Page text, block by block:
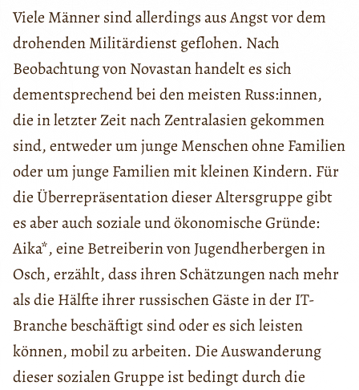
Viele Männer sind allerdings aus Angst vor dem
drohenden Militärdienst geflohen. Nach
Beobachtung von Novastan handelt es sich
dementsprechend bei den meisten Russ:innen,
die in letzter Zeit nach Zentralasien gekommen
sind, entweder um junge Menschen ohne Familien
oder um junge Familien mit kleinen Kindern. Für
die Überrepräsentation dieser Altersgruppe gibt
es aber auch soziale und ökonomische Gründe:
Aika*, eine Betreiberin von Jugendherbergen in
Osch, erzählt, dass ihren Schätzungen nach mehr
als die Hälfte ihrer russischen Gäste in der IT-
Branche beschäftigt sind oder es sich leisten
können, mobil zu arbeiten. Die Auswanderung
dieser sozialen Gruppe ist bedingt durch die